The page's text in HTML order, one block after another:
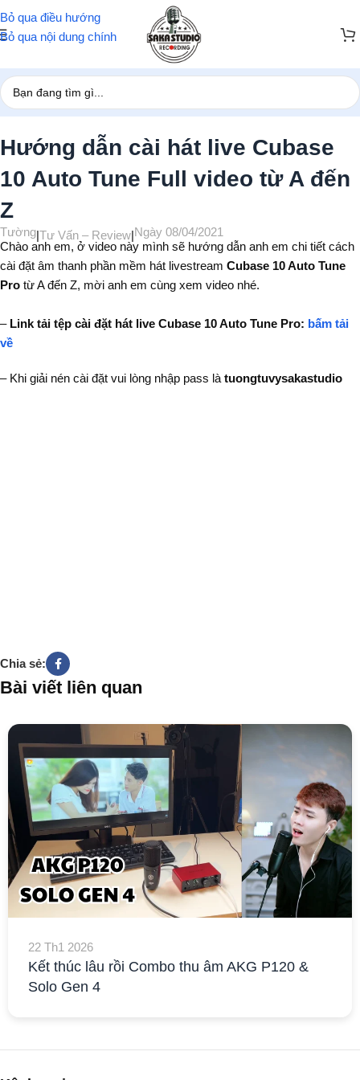
Bỏ qua điều hướng
Bỏ qua nội dung chính
Trang chủ/Tư Vấn – Review
Hướng dẫn cài hát live Cubase
10 Auto Tune Full video từ A đến
Z
Tường|Tư Vấn – Review|Ngày 08/04/2021
Chào anh em, ở video này mình sẽ hướng dẫn anh em chi tiết cách
cài đặt âm thanh phần mềm hát livestream Cubase 10 Auto Tune
Pro từ A đến Z, mời anh em cùng xem video nhé.
– Link tải tệp cài đặt hát live Cubase 10 Auto Tune Pro: bấm tải
về
– Khi giải nén cài đặt vui lòng nhập pass là tuongtuvysakastudio
Chia sẻ:
Bài viết liên quan
22 Th1 2026
Kết thúc lâu rồi Combo thu âm AKG P120 &
Solo Gen 4